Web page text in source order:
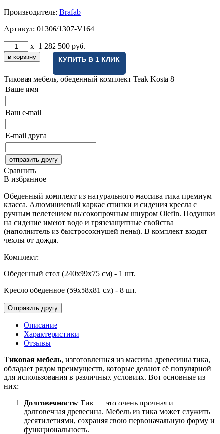
Производитель: Brafab
Артикул: 01306/1307-V164
x 1 282 500 руб.
КУПИТЬ В 1 КЛИК
Тиковая мебель, обеденный комплект Teak Kosta 8
Ваше имя
Ваш e-mail
E-mail друга
Сравнить
В избранное
Обеденный комплект из натурального массива тика премиум
класса. Алюминиевый каркас спинки и сидения кресла с
ручным пелетением высокопрочным шнуром Olefin. Подушки
на сидение имеют водо и грязезащитные свойства
(наполнитель из быстросохнущей пены). В комплект входят
чехлы от дождя.
Комплект:
Обеденный стол (240х99х75 см) - 1 шт.
Кресло обеденное (59х58х81 см) - 8 шт.
Описание
Характеристики
Отзывы
Тиковая мебель, изготовленная из массива древесины тика,
обладает рядом преимуществ, которые делают её популярной
для использования в различных условиях. Вот основные из
них:
Долговечность: Тик — это очень прочная и
долговечная древесина. Мебель из тика может служить
десятилетиями, сохраняя свою первоначальную форму и
функциональность.